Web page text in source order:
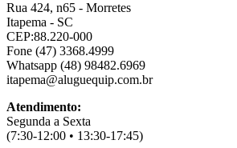
Rua 424, n65 - Morretes
Itapema - SC
CEP:88.220-000
Fone (47) 3368.4999
Whatsapp (48) 98482.6969
itapema@aluguequip.com.br
Atendimento:
Segunda a Sexta
(7:30-12:00 • 13:30-17:45)